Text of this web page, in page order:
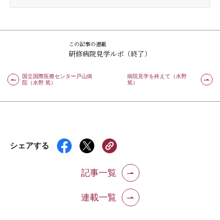
この記事の連載
研修病院見学ルポ（終了）
国立国際医療センター戸山病
院（水野 篤）
病院見学を終えて（水野
篤）
シェアする
記事一覧
連載一覧